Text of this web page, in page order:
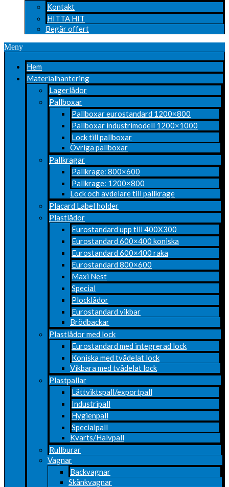
Kontakt
HITTA HIT
Begär offert
Meny
Hem
Materialhantering
Lagerlådor
Pallboxar
Pallboxar eurostandard 1200×800
Pallboxar industrimodell 1200×1000
Lock till pallboxar
Övriga pallboxar
Pallkragar
Pallkrage: 800×600
Pallkrage: 1200×800
Lock och avdelare till pallkrage
Placard Label holder
Plastlådor
Eurostandard upp till 400X300
Eurostandard 600×400 koniska
Eurostandard 600×400 raka
Eurostandard 800×600
Maxi Nest
Special
Plocklådor
Eurostandard vikbar
Brödbackar
Plastlådor med lock
Eurostandard med integrerad lock
Koniska med tvådelat lock
Vikbara med tvådelat lock
Plastpallar
Lättviktspall/exportpall
Industripall
Hygienpall
Specialpall
Kvarts/Halvpall
Rullburar
Vagnar
Backvagnar
Skänkvagnar